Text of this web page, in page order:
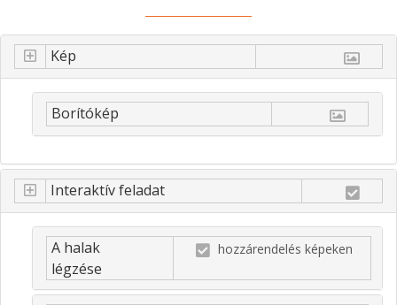
Kép
Borítókép
Interaktív feladat
A halak
légzése
hozzárendelés képeken